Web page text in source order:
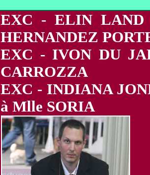
EXC - ELIN LAND
HERNANDEZ
EXC - IVON DU
CARROZZA
EXC - INDIANA
à Mlle SORIA